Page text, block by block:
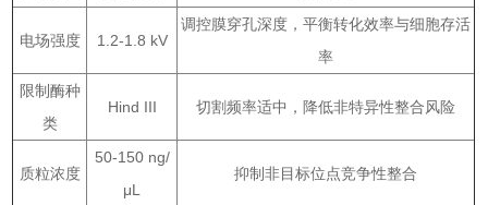
电场强度 1.2-1.8 kV
调控膜穿孔深度，平衡转化效率与细胞存活
率
限制酶种
类
Hind III 切割频率适中，降低非特异性整合风险
质粒浓度
50-150 ng/
μL
抑制非目标位点竞争性整合